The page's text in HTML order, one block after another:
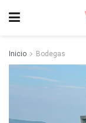
Inicio Bodegas